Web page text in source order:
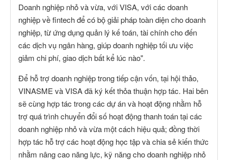
Doanh nghiệp nhỏ và vừa, với VISA, với các doanh
nghiệp về fintech để có bộ giải pháp toàn diện cho doanh
nghiệp, từ ứng dụng quản lý kế toán, tài chính cho đến
các dịch vụ ngân hàng, giúp doanh nghiệp tối ưu việc
giảm chi phí, giao dịch bất kể lúc nào".
Để hỗ trợ doanh nghiệp trong tiếp cận vốn, tại hội thảo,
VINASME và VISA đã ký kết thỏa thuận hợp tác. Hai bên
sẽ cùng hợp tác trong các dự án và hoạt động nhằm hỗ
trợ quá trình chuyển đổi số hoạt động thanh toán tại các
doanh nghiệp nhỏ và vừa một cách hiệu quả; đồng thời
hợp tác hỗ trợ các hoạt động học tập và chia sẻ kiến thức
nhằm nâng cao năng lực, kỹ năng cho doanh nghiệp nhỏ